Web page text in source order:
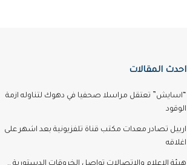
احدث المقالات
“اسايش” تعتقل مراسلا صحفيا في دهوك لتناوله ازمة
الوقود
اربيل تصادر معدات مكتب قناة تلفزيونية بعد اشهر على
اغلاقه